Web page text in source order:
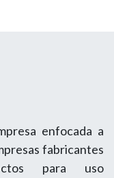
enfocada a
fabricantes
para uso